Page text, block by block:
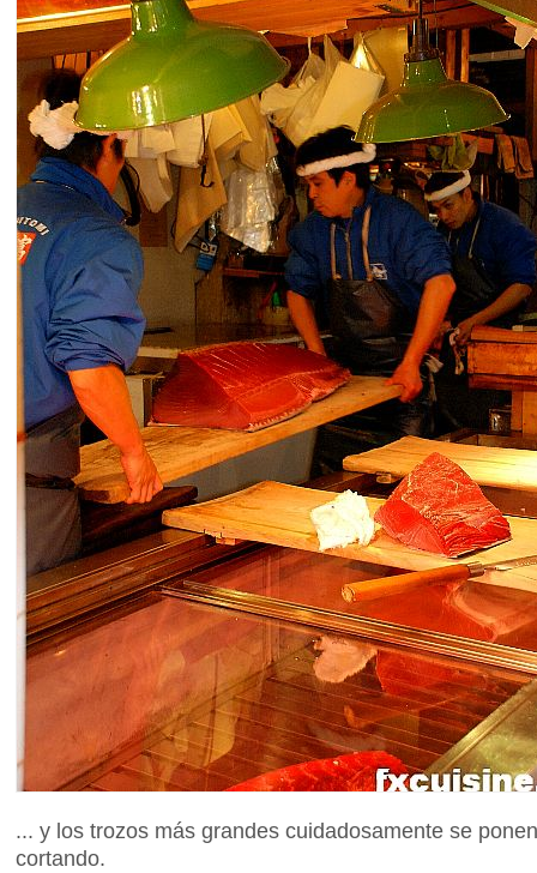
... y los trozos más grandes cuidadosamente se
cortando.